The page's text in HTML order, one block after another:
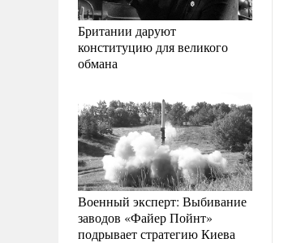
Британии даруют
конституцию для великого
обмана
Военный эксперт: Выбивание
заводов «Файер Пойнт»
подрывает стратегию Киева